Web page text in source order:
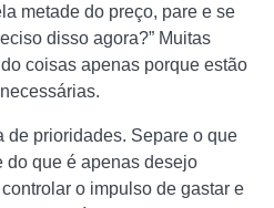
metade do preço, pare e se
disso agora?” Muitas
coisas apenas porque estão
de prioridades. Separe o que
do que é apenas desejo
o impulso de gastar e